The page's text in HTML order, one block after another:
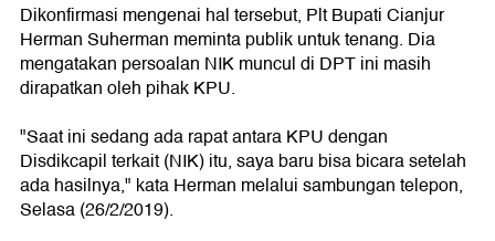
Dikonfirmasi mengenai hal tersebut, Plt Bupati Cianjur
Herman Suherman meminta publik untuk tenang. Dia
mengatakan persoalan NIK muncul di DPT ini masih
dirapatkan oleh pihak KPU.
"Saat ini sedang ada rapat antara KPU dengan
Disdikcapil terkait (NIK) itu, saya baru bisa bicara setelah
ada hasilnya," kata Herman melalui sambungan telepon,
Selasa (26/2/2019).